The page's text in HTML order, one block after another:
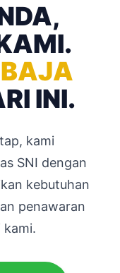
BAJA
INI.
kami
SNI dengan
kebutuhan
penawaran
kami.